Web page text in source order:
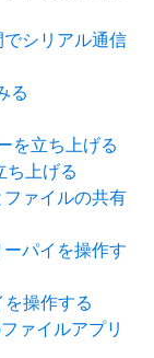
シリアル通信
る
を立ち上げる
ち上げる
ァイルの共有
パイを操作す
操作する
ァイルアプリ